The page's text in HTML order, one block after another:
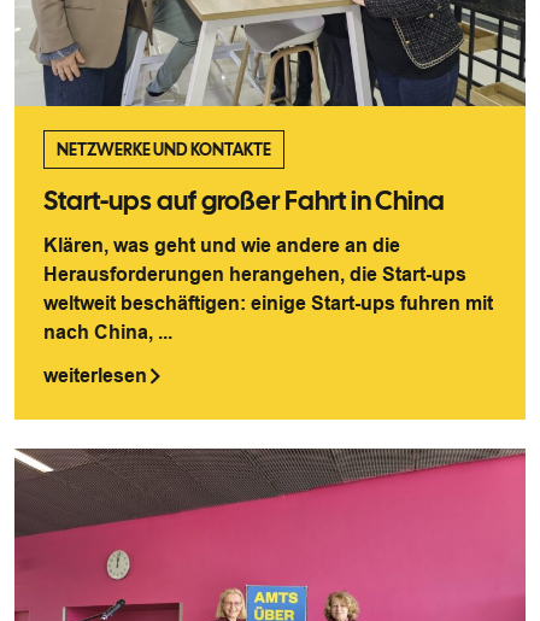
NETZWERKE UND KONTAKTE
Start-ups auf großer Fahrt in China
Klären, was geht und wie andere an die
Herausforderungen herangehen, die Start-ups
weltweit beschäftigen: einige Start-ups fuhren mit
nach China, ...
weiterlesen